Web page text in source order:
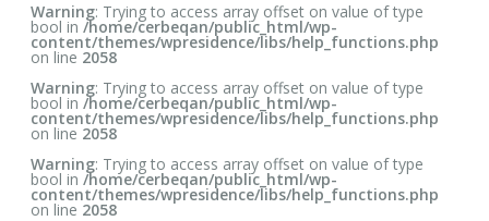
Warning: Trying to access array offset on value of type
bool in /home/cerbeqan/public_html/wp-
content/themes/wpresidence/libs/help_functions.php
on line 2058
Warning: Trying to access array offset on value of type
bool in /home/cerbeqan/public_html/wp-
content/themes/wpresidence/libs/help_functions.php
on line 2058
Warning: Trying to access array offset on value of type
bool in /home/cerbeqan/public_html/wp-
content/themes/wpresidence/libs/help_functions.php
on line 2058